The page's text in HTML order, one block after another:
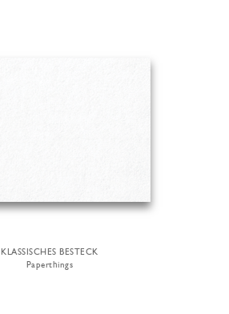
KLASSISCHES BESTECK
Paperthings